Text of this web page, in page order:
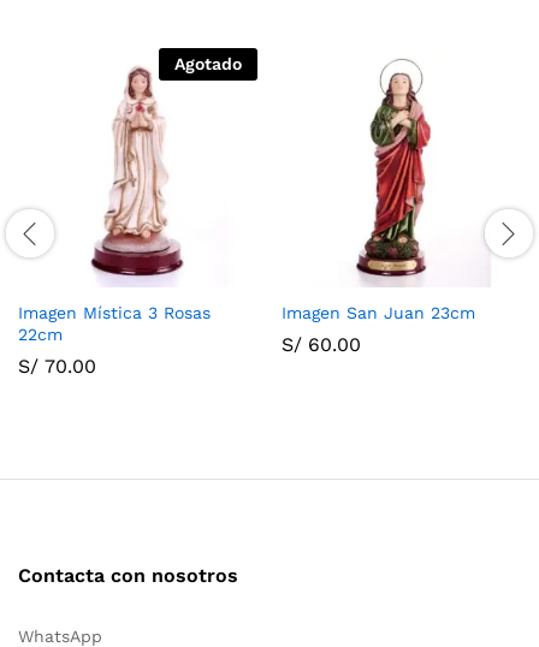
Agotado
Imagen Mística 3 Rosas
22cm
S/ 70.00
Imagen San Juan 23cm
S/ 60.00
Contacta con nosotros
WhatsApp